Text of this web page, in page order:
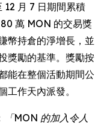
月 7 日期間累積
萬 MON 的交易獎
幣持倉的淨增長，並
獎勵的基準。獎勵按
能在整個活動期間公
工作天內派發。
「MON 的加入令人